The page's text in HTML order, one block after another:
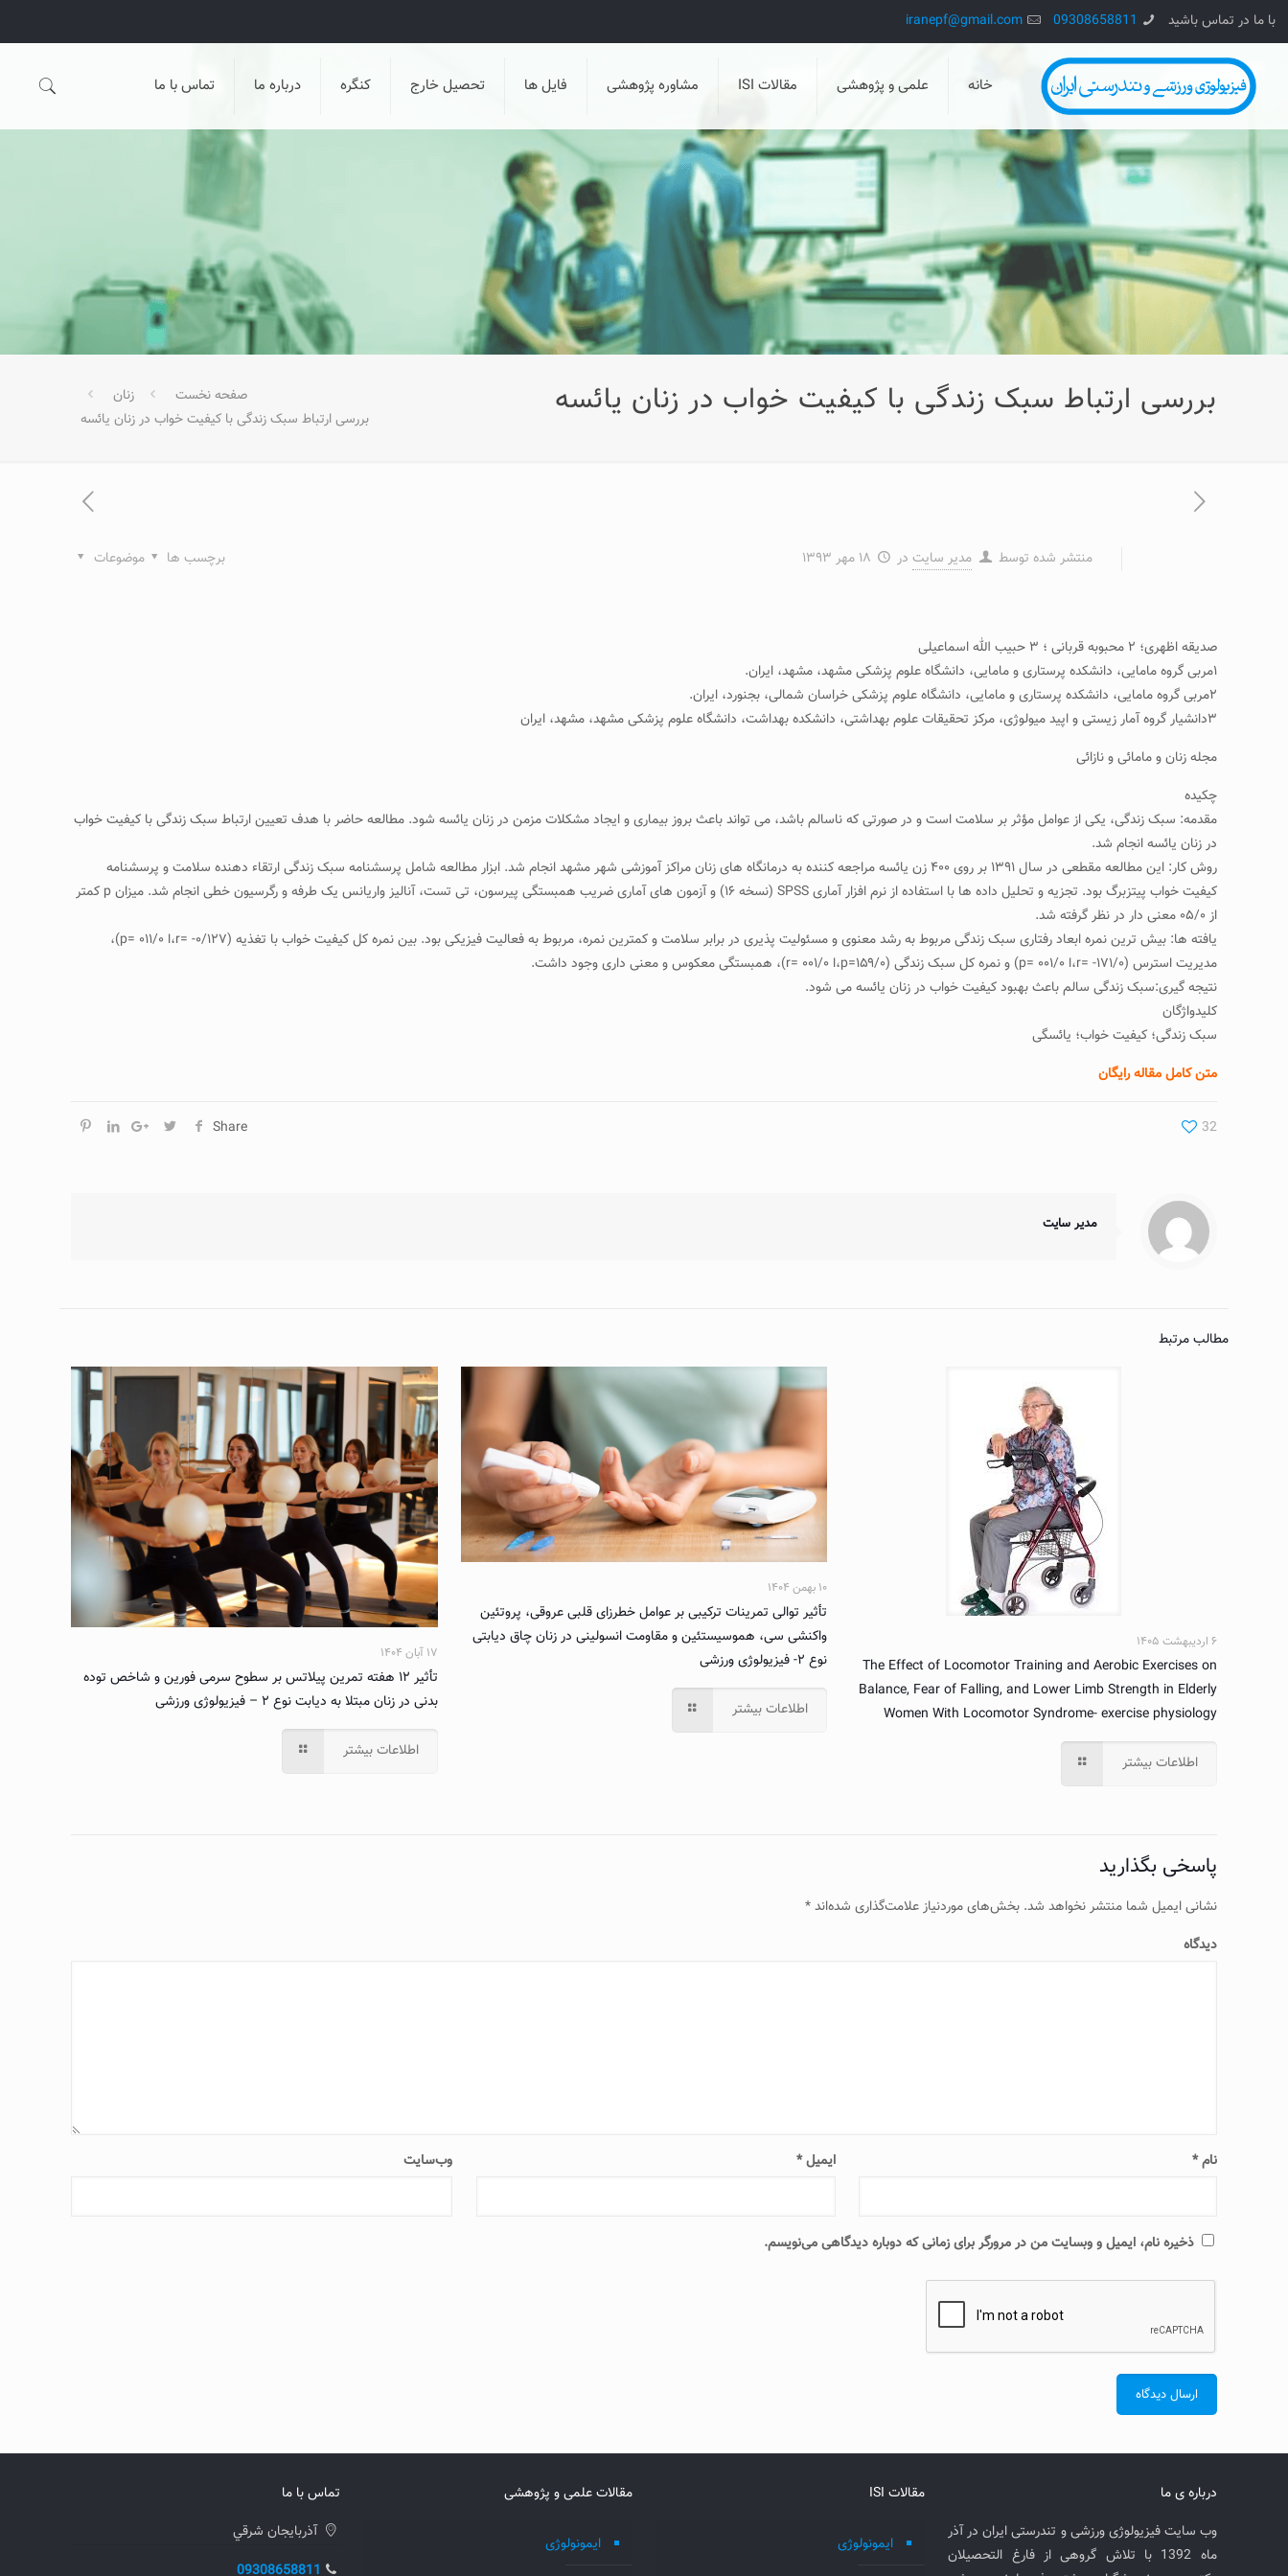
با ما در تماس باشید 09308658811
iranepf@gmail.com
خانه علمی و پژوهشی مقالات ISI مشاوره پژوهشی فایل ها تحصیل خارج کنگره درباره ما تماس با ما
بررسی ارتباط سبک زندگی با کیفیت خواب در زنان یائسه صفحه نخست
زنان
بررسی ارتباط سبک زندگی با کیفیت خواب در زنان یائسه
منتشر شده توسط مدیر سایت در ۱۸ مهر ۱۳۹۳ موضوعات برچسب ها
صدیقه اظهری؛ ۲ محبوبه قربانی ؛ ۳ حبیب الله اسماعیلی
۱مربی گروه مامایی، دانشکده پرستاری و مامایی، دانشگاه علوم پزشکی مشهد، مشهد، ایران.
۲مربی گروه مامایی، دانشکده پرستاری و مامایی، دانشگاه علوم پزشکی خراسان شمالی، بجنورد، ایران.
۳دانشیار گروه آمار زیستی و اپید میولوژی، مرکز تحقیقات علوم بهداشتی، دانشکده بهداشت، دانشگاه علوم پزشکی مشهد، مشهد، ایران
مجله زنان و مامائی و نازائی
چکیده
مقدمه: سبک زندگی، یکی از عوامل مؤثر بر سلامت است و در صورتی که ناسالم باشد، می تواند باعث بروز بیماری و ایجاد مشکلات مزمن در زنان یائسه شود. مطالعه حاضر با هدف تعیین ارتباط سبک زندگی با کیفیت خواب
در زنان یائسه انجام شد.
روش کار: این مطالعه مقطعی در سال ۱۳۹۱ بر روی ۴۰۰ زن یائسه مراجعه کننده به درمانگاه های زنان مراکز آموزشی شهر مشهد انجام شد. ابزار مطالعه شامل پرسشنامه سبک زندگی ارتقاء دهنده سلامت و پرسشنامه
کیفیت خواب پیتزبرگ بود. تجزیه و تحلیل داده ها با استفاده از نرم افزار آماری SPSS (نسخه ۱۶) و آزمون های آماری ضریب همبستگی پیرسون، تی تست، آنالیز واریانس یک طرفه و رگرسیون خطی انجام شد. میزان p کمتر
از ۰۵/۰ معنی دار در نظر گرفته شد.
یافته ها: بیش ترین نمره ابعاد رفتاری سبک زندگی مربوط به رشد معنوی و مسئولیت پذیری در برابر سلامت و کمترین نمره، مربوط به فعالیت فیزیکی بود. بین نمره کل کیفیت خواب با تغذیه (۰/۱۲۷- =r،ا ۰۱۱/۰ =p)،
مدیریت استرس (۱۷۱/۰- =r،ا ۰۰۱/۰ =p) و نمره کل سبک زندگی (۱۵۹/۰=p،ا ۰۰۱/۰ =r)، همبستگی معکوس و معنی داری وجود داشت.
نتیجه گیری:سبک زندگی سالم باعث بهبود کیفیت خواب در زنان یائسه می شود.
کلیدواژگان
سبک زندگی؛ کیفیت خواب؛ یائسگی
متن کامل مقاله رایگان
Share 32
مدیر سایت
مطالب مرتبط
۶ اردیبهشت ۱۴۰۵
The Effect of Locomotor Training and Aerobic Exercises on
Balance, Fear of Falling, and Lower Limb Strength in Elderly
Women With Locomotor Syndrome- exercise physiology
اطلاعات بیشتر
۱۰ بهمن ۱۴۰۴
تأثیر توالی تمرینات ترکیبی بر عوامل خطرزای قلبی عروقی، پروتئین
واکنشی سی، هموسیستئین و مقاومت انسولینی در زنان چاق دیابتی
نوع ۲- فیزیولوژی ورزشی
اطلاعات بیشتر
۱۷ آبان ۱۴۰۴
تأثیر ۱۲ هفته تمرین پیلاتس بر سطوح سرمی فورین و شاخص توده
بدنی در زنان مبتلا به دیابت نوع ۲ – فیزیولوژی ورزشی
اطلاعات بیشتر
پاسخی بگذارید
نشانی ایمیل شما منتشر نخواهد شد. بخش‌های موردنیاز علامت‌گذاری شده‌اند*
دیدگاه
نام* ایمیل* وب‌سایت
ذخیره نام، ایمیل و وبسایت من در مرورگر برای زمانی که دوباره دیدگاهی می‌نویسم.
درباره ی ما
وب سایت فیزیولوژی ورزشی و تندرستی ایران در آذر
ماه 1392 با تلاش گروهی از فارغ التحصیلان
مقالات ISI
ایمونولوژی
مقالات علمی و پژوهشی
ایمونولوژی
تماس با ما
آذربايجان شرقي
09308658811